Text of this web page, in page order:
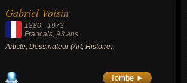
de guerre, nazi, mathématicien ou physicien.
avoir été francais, italien, russe, sénégalais ou
Gabriel Voisin
1880 - 1973
Francais, 93 ans
Artiste, Dessinateur (Art, Histoire).
Tombe ►